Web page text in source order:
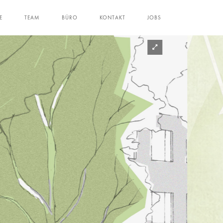
TEAM BÜRO KONTAKT JOBS